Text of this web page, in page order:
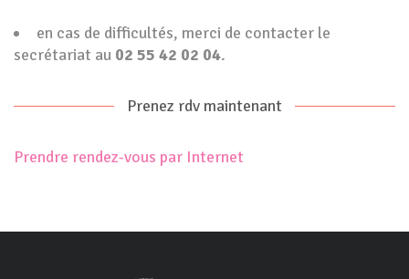
en cas de difficultés, merci de contacter le
secrétariat au 02 55 42 02 04.
Prenez rdv maintenant
Prendre rendez-vous par Internet